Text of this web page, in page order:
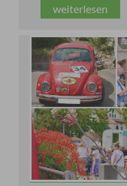
Neue
weiterlesen